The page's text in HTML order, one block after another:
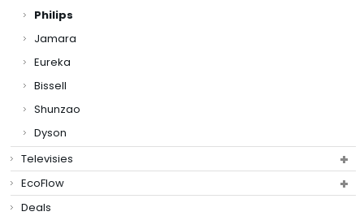
Philips
Jamara
Eureka
Bissell
Shunzao
Dyson
Televisies
EcoFlow
Deals